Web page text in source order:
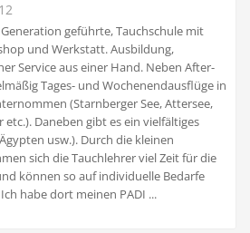
geführte, Tauchschule mit
und Werkstatt. Ausbildung,
Service aus einer Hand. Neben After-
Tages- und Wochenendausflüge in
(Starnberger See, Attersee,
etc.). Daneben gibt es ein vielfältiges
usw.). Durch die kleinen
sich die Tauchlehrer viel Zeit für die
können so auf individuelle Bedarfe
habe dort meinen PADI ...